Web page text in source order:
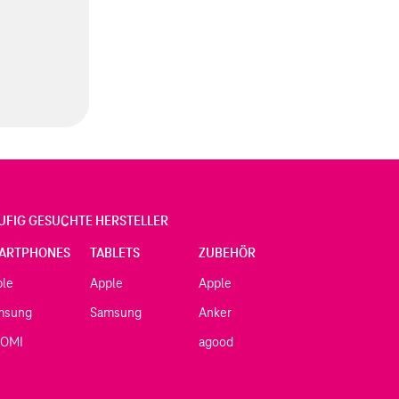
GESUCHTE HERSTELLER
TABLETS
Apple
Samsung
ZUBEHÖR
Apple
Anker
agood